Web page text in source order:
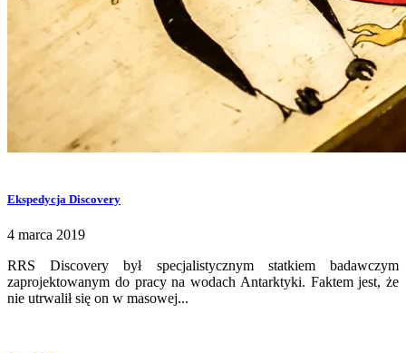
Ekspedycja Discovery
4 marca 2019
RRS Discovery był specjalistycznym statkiem badawczym
zaprojektowanym do pracy na wodach Antarktyki. Faktem jest, że
nie utrwalił się on w masowej...